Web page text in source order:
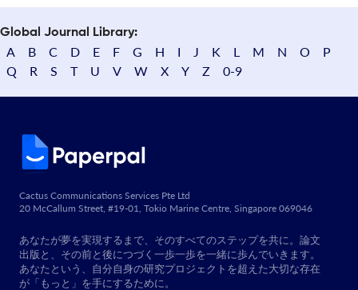
Global Journal Library:
A B C D E F G H I J K L M N O
P
Q
R S T U V W X Y Z 0-9
Cactus Communications Services Pte Ltd
20 McCallum Street, #19-01, Tokio Marine Centre, Singapore 069046
あなたが夢を実現するまで、そのすべてのステップを共に。論文
出版と、その前と後につづく一歩一歩を一緒に歩んでいきます。
あなたという、自分自身の研究プロジェクトを超えた大切な存在
が「もっと」を手にするために。